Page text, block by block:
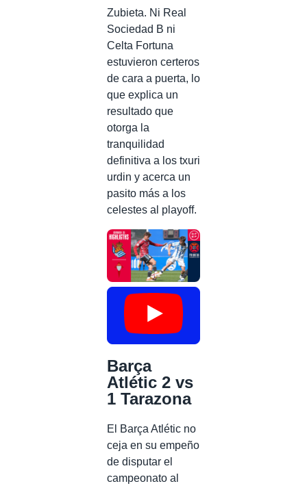
Zubieta. Ni Real
Sociedad B ni
Celta Fortuna
estuvieron certeros
de cara a puerta, lo
que explica un
resultado que
otorga la
tranquilidad
definitiva a los txuri
urdin y acerca un
pasito más a los
celestes al playoff.
Barça
Atlétic 2 vs
1 Tarazona
El Barça Atlétic no
ceja en su empeño
de disputar el
campeonato al